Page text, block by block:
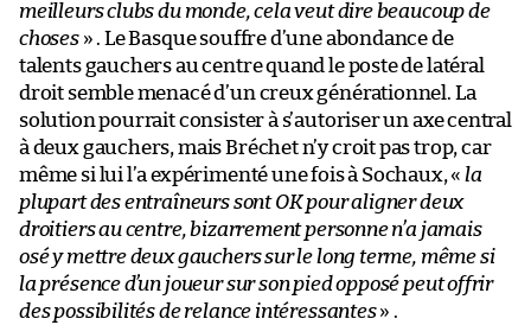
meilleurs clubs du monde, cela veut dire beaucoup de
choses» . Le Basque souffre d’une abondance de
talents gauchers au centre quand le poste de latéral
droit semble menacé d’un creux générationnel. La
solution pourrait consister à s’autoriser un axe central
à deux gauchers, mais Bréchet n’y croit pas trop, car
même si lui l’a expérimenté une fois à Sochaux, «la
plupart des entraîneurs sont OK pour aligner deux
droitiers au centre, bizarrement personne n’a jamais
osé y mettre deux gauchers sur le long terme, même si
la présence d’un joueur sur son pied opposé peut offrir
des possibilités de relance intéressantes» .